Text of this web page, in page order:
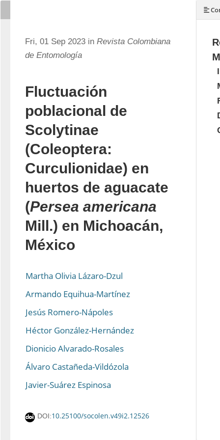
Fri, 01 Sep 2023 in Revista Colombiana
de Entomología
Fluctuación
poblacional de
Scolytinae
(Coleoptera:
Curculionidae) en
huertos de aguacate
(Persea americana
Mill.) en Michoacán,
México
Martha Olivia Lázaro-Dzul
Armando Equihua-Martínez
Jesús Romero-Nápoles
Héctor González-Hernández
Dionicio Alvarado-Rosales
Álvaro Castañeda-Vildózola
Javier-Suárez Espinosa
DOI:10.25100/socolen.v49i2.12526